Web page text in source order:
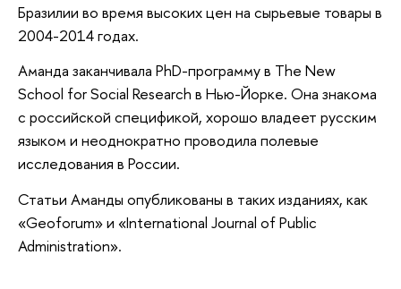
Бразилии во время высоких цен на сырьевые товары в
2004-2014 годах.
Аманда заканчивала PhD-программу в The New
School for Social Research в Нью-Йорке. Она знакома
с российской спецификой, хорошо владеет русским
языком и неоднократно проводила полевые
исследования в России.
Статьи Аманды опубликованы в таких изданиях, как
«Geoforum» и «International Journal of Public
Administration».